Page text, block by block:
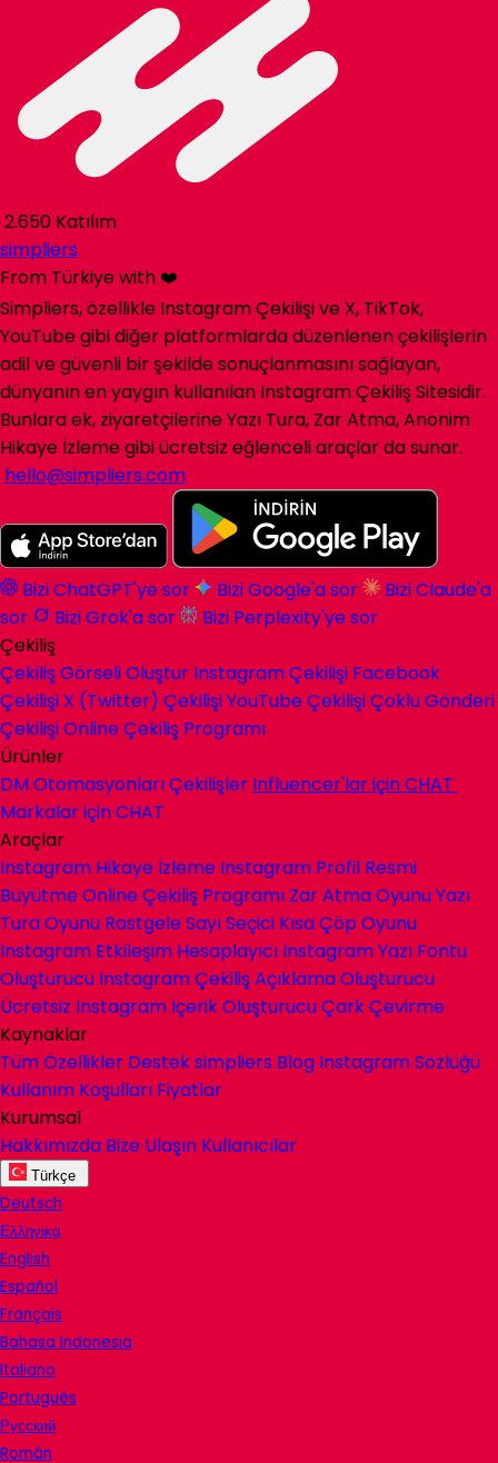
2.650 Katılım
simpliers
From Türkiye with ❤️
Simpliers, özellikle Instagram Çekilişi ve X, TikTok,
YouTube gibi diğer platformlarda düzenlenen çekilişlerin
adil ve güvenli bir şekilde sonuçlanmasını sağlayan,
dünyanın en yaygın kullanılan Instagram Çekiliş Sitesidir.
Bunlara ek, ziyaretçilerine Yazı Tura, Zar Atma, Anonim
Hikaye İzleme gibi ücretsiz eğlenceli araçlar da sunar.
hello@simpliers.com
Bizi ChatGPT'ye sor Bizi Google'a sor
Bizi Claude'a
sor
Bizi Grok'a sor
Bizi Perplexity'ye sor
Çekiliş
Çekiliş Görseli Oluştur Instagram Çekilişi Facebook
Çekilişi X (Twitter) ÇekilişiYouTube ÇekilişiÇoklu Gönderi
ÇekilişiOnline Çekiliş Programı
Ürünler
DM OtomasyonlarıÇekilişler Influencer'lar içinCHAT
Markalar içinCHAT
Araçlar
Instagram Hikaye İzleme Instagram Profil Resmi
BüyütmeOnline Çekiliş Programı Zar Atma OyunuYazı
Tura Oyunu Rastgele Sayı Seçici Kısa Çöp Oyunu
Instagram Etkileşim Hesaplayıcı Instagram Yazı Fontu
Oluşturucu Instagram Çekiliş Açıklama Oluşturucu
Ücretsiz Instagram İçerik OluşturucuÇark Çevirme
Kaynaklar
Tüm Özellikler Desteksimpliers Blog Instagram Sözlüğü
Kullanım Koşulları Fiyatlar
Kurumsal
Hakkımızda Bize Ulaşın Kullanıcılar
Türkçe
Deutsch
Ελληνικα
English
Español
Français
Bahasa Indonesia
Italiano
Português
Русский
Român